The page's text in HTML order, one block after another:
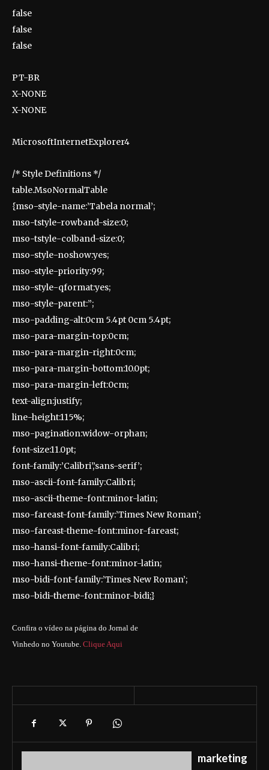
false
false
false
PT-BR
X-NONE
X-NONE
MicrosoftInternetExplorer4
/* Style Definitions */
table.MsoNormalTable
{mso-style-name:’Tabela normal’;
mso-tstyle-rowband-size:0;
mso-tstyle-colband-size:0;
mso-style-noshow:yes;
mso-style-priority:99;
mso-style-qformat:yes;
mso-style-parent:”;
mso-padding-alt:0cm 5.4pt 0cm 5.4pt;
mso-para-margin-top:0cm;
mso-para-margin-right:0cm;
mso-para-margin-bottom:10.0pt;
mso-para-margin-left:0cm;
text-align:justify;
line-height:115%;
mso-pagination:widow-orphan;
font-size:11.0pt;
font-family:’Calibri’,’sans-serif’;
mso-ascii-font-family:Calibri;
mso-ascii-theme-font:minor-latin;
mso-fareast-font-family:’Times New Roman’;
mso-fareast-theme-font:minor-fareast;
mso-hansi-font-family:Calibri;
mso-hansi-theme-font:minor-latin;
mso-bidi-font-family:’Times New Roman’;
mso-bidi-theme-font:minor-bidi;}
Confira o vídeo na página do Jornal de
Vinhedo no Youtube. Clique Aqui
marketing